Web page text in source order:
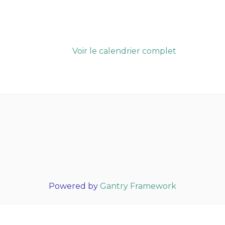
Voir le calendrier complet
Powered by Gantry Framework